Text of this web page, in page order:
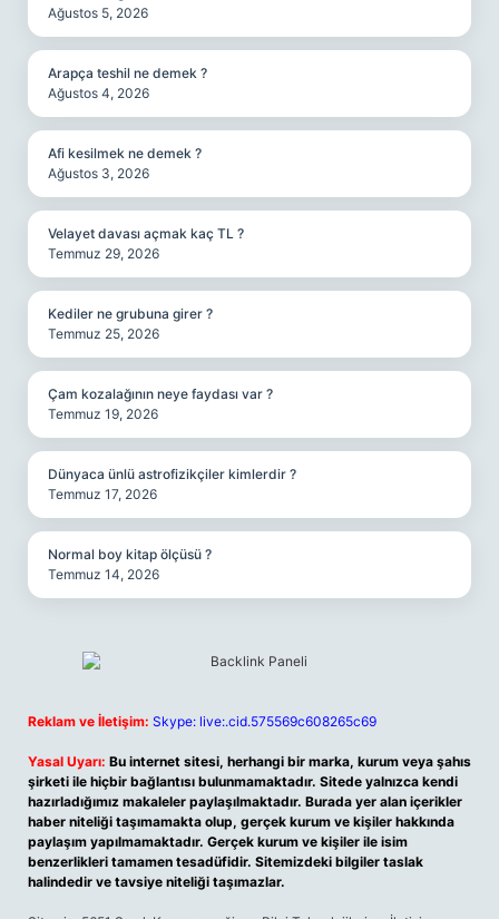
Ağustos 5, 2026
Arapça teshil ne demek ?
Ağustos 4, 2026
Afi kesilmek ne demek ?
Ağustos 3, 2026
Velayet davası açmak kaç TL ?
Temmuz 29, 2026
Kediler ne grubuna girer ?
Temmuz 25, 2026
Çam kozalağının neye faydası var ?
Temmuz 19, 2026
Dünyaca ünlü astrofizikçiler kimlerdir ?
Temmuz 17, 2026
Normal boy kitap ölçüsü ?
Temmuz 14, 2026
Reklam ve İletişim: Skype: live:.cid.575569c608265c69
Yasal Uyarı: Bu internet sitesi, herhangi bir marka, kurum veya şahıs
şirketi ile hiçbir bağlantısı bulunmamaktadır. Sitede yalnızca kendi
hazırladığımız makaleler paylaşılmaktadır. Burada yer alan içerikler
haber niteliği taşımamakta olup, gerçek kurum ve kişiler hakkında
paylaşım yapılmamaktadır. Gerçek kurum ve kişiler ile isim
benzerlikleri tamamen tesadüfidir. Sitemizdeki bilgiler taslak
halindedir ve tavsiye niteliği taşımazlar.